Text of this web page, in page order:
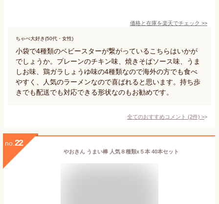
価格と在庫を楽天でチェック >>
ちゃぺ大好き(50代・女性)
小袋で4種類のベビースターが繋がっているこちらはいかが
でしょうか。プレーンのチキン味、焼きそばソース味、うま
しお味、鶏ガラしょうゆ味の4種類なので海外の方でも食べ
やすく、人気のラーメンなので喜ばれると思います。持ち歩
きでも配送でも対応できる形状なのもお勧めです。
全てのおすすめコメント (2件) >
no. 22
やおきん うまい棒 人気８種類x５本 40本セット